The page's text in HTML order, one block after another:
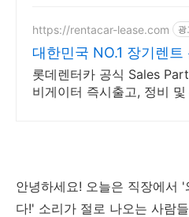
https://rentacar-lease.com 광
대한민국 NO.1 장기렌트
를 구매하는 완벽한 방법
롯데렌터카 공식 Sales
비게이터 즉시출고, 정비 및
안녕하세요! 오늘은 직장에서
다!' 소리가 절로 나오는 사람